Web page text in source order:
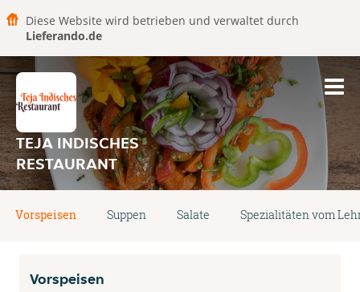
Diese Website wird betrieben und verwaltet durch
Lieferando.de
TEJA INDISCHES
RESTAURANT
Vorspeisen Suppen Salate Spezialitäten vom
Vorspeisen